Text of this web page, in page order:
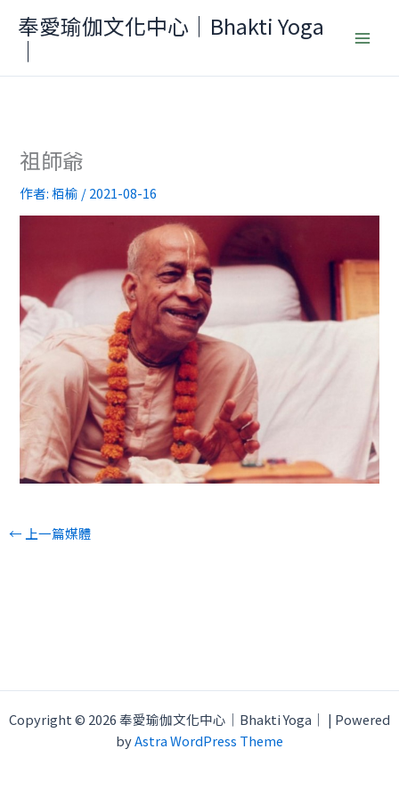
要
奉愛瑜伽文化中心｜Bhakti Yoga
｜
祖師爺
作者:栢榆 /2021-08-16
← 上一篇媒體
Copyright © 2026 奉愛瑜伽文化中心｜Bhakti Yoga｜ | Powered
byAstra WordPress Theme